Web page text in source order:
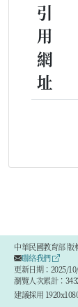
引
用
網
址
中華民國教育部
聯絡我們
更新日期：2025/
瀏覽人次累計：
建議採用